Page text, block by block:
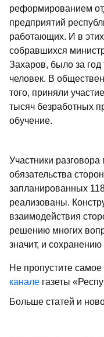
реформированием
предприятий
работающих. И в
собравшихся
Захаров, было за год
человек. В
того, приняли
тысяч безработных
обучение.
Участники
обязательства
запланированных
реализованы.
взаимодействия
решению многих
значит, и
Не пропустите самое
канале газеты
Больше статей и